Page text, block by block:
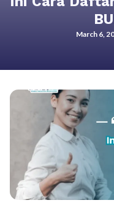
March 6,